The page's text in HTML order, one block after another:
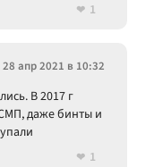
1
28 апр 2021 в 10:32
В 2017 г
даже бинты и
1